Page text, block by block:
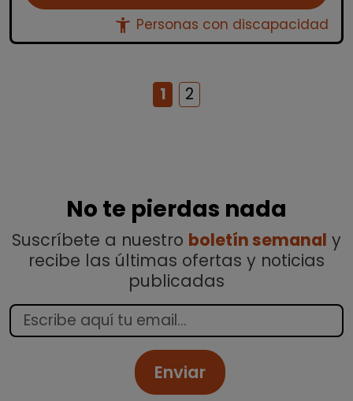
accessibility_new Personas con discapacidad
1 2
No te pierdas nada
Suscríbete a nuestro boletín semanal y
recibe las últimas ofertas y noticias
publicadas
Enviar